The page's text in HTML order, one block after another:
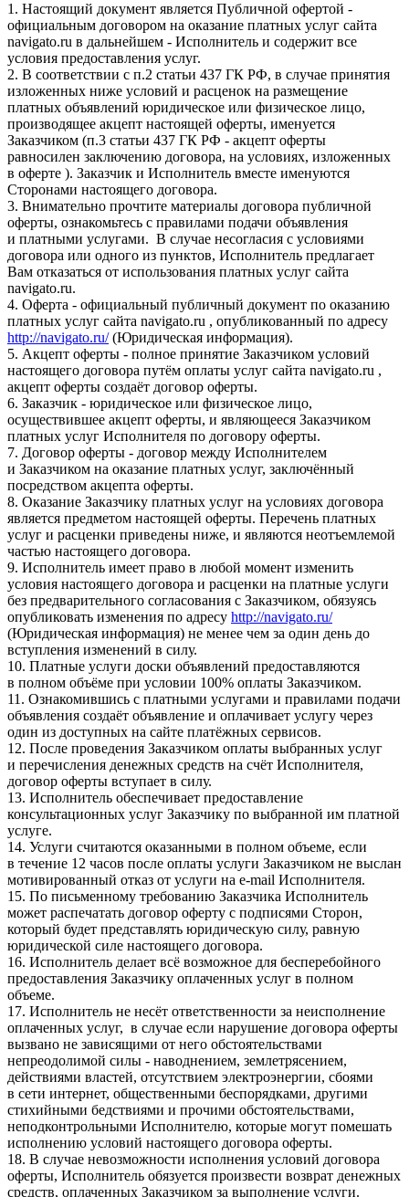
1. Настоящий документ является Публичной офертой -
официальным договором на оказание платных услуг сайта
navigato.ru в дальнейшем - Исполнитель и содержит все
условия предоставления услуг.
2. В соответствии с п.2 статьи 437 ГК РФ, в случае принятия
изложенных ниже условий и расценок на размещение
платных объявлений юридическое или физическое лицо,
производящее акцепт настоящей оферты, именуется
Заказчиком (п.3 статьи 437 ГК РФ - акцепт оферты
равносилен заключению договора, на условиях, изложенных
в оферте ). Заказчик и Исполнитель вместе именуются
Сторонами настоящего договора.
3. Внимательно прочтите материалы договора публичной
оферты, ознакомьтесь с правилами подачи объявления
и платными услугами. В случае несогласия с условиями
договора или одного из пунктов, Исполнитель предлагает
Вам отказаться от использования платных услуг сайта
navigato.ru.
4. Оферта - официальный публичный документ по оказанию
платных услуг сайта navigato.ru , опубликованный по адресу
http://navigato.ru/(Юридическая информация).
5. Акцепт оферты - полное принятие Заказчиком условий
настоящего договора путём оплаты услуг сайта navigato.ru ,
акцепт оферты создаёт договор оферты.
6. Заказчик - юридическое или физическое лицо,
осуществившее акцепт оферты, и являющееся Заказчиком
платных услуг Исполнителя по договору оферты.
7. Договор оферты - договор между Исполнителем
и Заказчиком на оказание платных услуг, заключённый
посредством акцепта оферты.
8. Оказание Заказчику платных услуг на условиях договора
является предметом настоящей оферты. Перечень платных
услуг и расценки приведены ниже, и являются неотъемлемой
частью настоящего договора.
9. Исполнитель имеет право в любой момент изменить
условия настоящего договора и расценки на платные услуги
без предварительного согласования с Заказчиком, обязуясь
опубликовать изменения по адресу http://navigato.ru/
(Юридическая информация) не менее чем за один день до
вступления изменений в силу.
10. Платные услуги доски объявлений предоставляются
в полном объёме при условии 100% оплаты Заказчиком.
11. Ознакомившись с платными услугами и правилами подачи
объявления создаёт объявление и оплачивает услугу через
один из доступных на сайте платёжных сервисов.
12. После проведения Заказчиком оплаты выбранных услуг
и перечисления денежных средств на счёт Исполнителя,
договор оферты вступает в силу.
13. Исполнитель обеспечивает предоставление
консультационных услуг Заказчику по выбранной им платной
услуге.
14. Услуги считаются оказанными в полном объеме, если
в течение 12 часов после оплаты услуги Заказчиком не выслан
мотивированный отказ от услуги на e-mail Исполнителя.
15. По письменному требованию Заказчика Исполнитель
может распечатать договор оферту с подписями Сторон,
который будет представлять юридическую силу, равную
юридической силе настоящего договора.
16. Исполнитель делает всё возможное для бесперебойного
предоставления Заказчику оплаченных услуг в полном
объеме.
17. Исполнитель не несёт ответственности за неисполнение
оплаченных услуг, в случае если нарушение договора оферты
вызвано не зависящими от него обстоятельствами
непреодолимой силы - наводнением, землетрясением,
действиями властей, отсутствием электроэнергии, сбоями
в сети интернет, общественными беспорядками, другими
стихийными бедствиями и прочими обстоятельствами,
неподконтрольными Исполнителю, которые могут помешать
исполнению условий настоящего договора оферты.
18. В случае невозможности исполнения условий договора
оферты, Исполнитель обязуется произвести возврат денежных
средств, оплаченных Заказчиком за выполнение услуги.